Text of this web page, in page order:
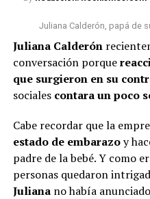
Estamos
nos toca”,
#seguidores
#soyjuandacaribeshow
hace siete años y así
En esta ocasión, algunas
que la bogotana ha
Por un lado, señalaron que
de cabello diferente y
comentaron que la
De hecho, varios la
respecto.
“¿Qué le pasó en la cara?”, “
Juliana Calderón, papá de
Juliana Calderón
conversación porque
que surgieron en su
sociales contara un poco
Cabe recordar que la
estado de embarazoy
padre de la bebé. Y como
personas quedaron
Julianano había